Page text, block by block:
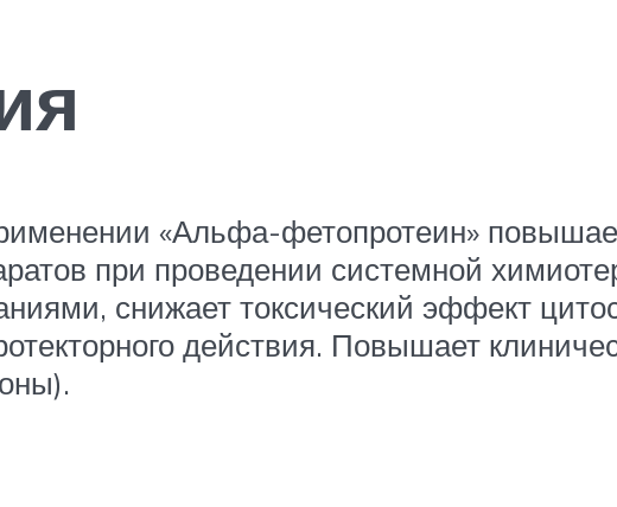
«Альфа-фетопротеин»
при проведении системной
снижает токсический эффект
действия. Повышает